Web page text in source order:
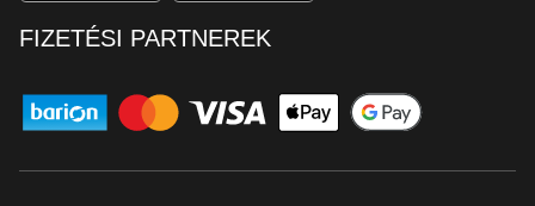
FIZETÉSI PARTNEREK